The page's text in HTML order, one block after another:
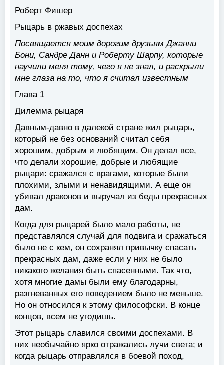
Роберт Фишер
Рыцарь в ржавых доспехах
Посвящается моим дорогим друзьям Джанни
Бони, Сандре Данн и Роберту Шарпу, которые
научили меня тому, чего я не знал, и раскрыли
мне глаза на то, что я считал известным
Глава 1
Дилемма рыцаря
Давным-давно в далекой стране жил рыцарь,
который не без оснований считал себя
хорошим, добрым и любящим. Он делал все,
что делали хорошие, добрые и любящие
рыцари: сражался с врагами, которые были
плохими, злыми и ненавидящими. А еще он
убивал драконов и выручал из беды прекрасных
дам.
Когда для рыцарей было мало работы, не
представлялся случай для подвига и сражаться
было не с кем, он сохранял привычку спасать
прекрасных дам, даже если у них не было
никакого желания быть спасенными. Так что,
хотя многие дамы были ему благодарны,
разгневанных его поведением было не меньше.
Но он относился к этому философски. В конце
концов, всем не угодишь.
Этот рыцарь славился своими доспехами. В
них необычайно ярко отражались лучи света; и
когда рыцарь отправлялся в боевой поход,